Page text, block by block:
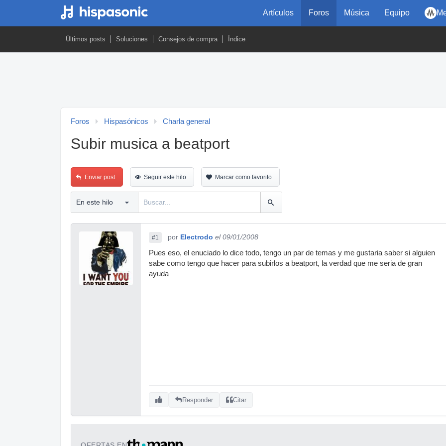
Artículos Foros Música Equipo
Últimos posts Soluciones Consejos de compra Índice
Foros Hispasónicos Charla general
Subir musica a beatport
Enviar post Seguir este hilo Marcar como favorito
#1 por Electrodo el 09/01/2008
Pues eso, el enuciado lo dice todo, tengo un par de temas y me gustaria saber si alguien
sabe como tengo que hacer para subirlos a beatport, la verdad que me seria de gran
ayuda
Responder Citar